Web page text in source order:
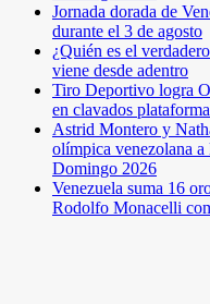
Jornada dorada de
durante el 3 de agosto
¿Quién es el
viene desde adentro
Tiro Deportivo logra
en clavados
Astrid Montero y
olímpica venezolana
Domingo 2026
Venezuela suma 16
Rodolfo Monacelli